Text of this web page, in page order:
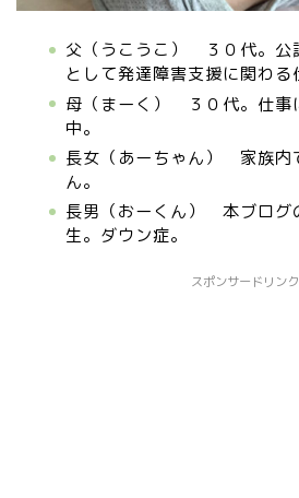
父（うこうこ） ３０代。公
として発達障害支援に関わる
母（まーく） ３０代。仕事
中。
長女（あーちゃん） 家族内
ん。
長男（おーくん） 本ブログ
生。ダウン症。
スポンサードリンク